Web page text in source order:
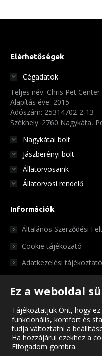
Elérhetőségek
Cégadatok
Teljes név: Chris Pet
Alapítás éve: 2015
Adószám: 25314702-2-13
Székhely: 2760 Nagykáta,
Nagykátai bolt
Jászberényi bolt
Állatorvosaink
Állatorvosi rendelő
Információk
Általános Szerződési
Cookie tájékozató
Adatkezelési tájékoztató
Ez a weboldal
Tájékoztatjuk Önt, hogy
funkcionális, komfort és
tudja változtatni a
Ha hozzájárul ezekhez a
Elfogadom gombra.